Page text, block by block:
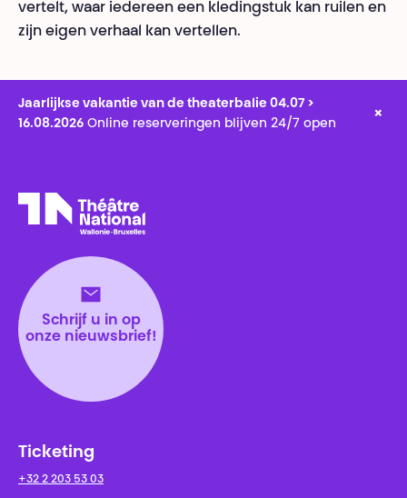
vertelt, waar iedereen een kledingstuk kan ruilen en
zijn eigen verhaal kan vertellen.
Jaarlijkse vakantie van de theaterbalie 04.07 >
16.08.2026 Online reserveringen blijven 24/7 open
×
Schrijf u in op
onze nieuwsbrief!
Ticketing
+32 2 203 53 03